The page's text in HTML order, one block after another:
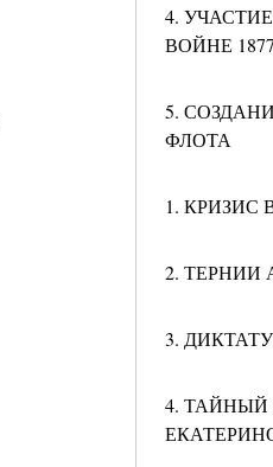
4.
ВОЙНЕ
5.
ФЛОТА
1. КРИЗИС
2.
3.
4. ТАЙНЫЙ